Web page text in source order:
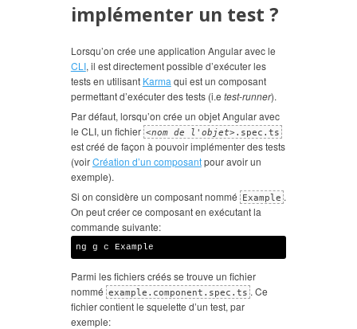
implémenter un test ?
Lorsqu’on crée une application Angular avec le
CLI, il est directement possible d’exécuter les
tests en utilisant Karma qui est un composant
permettant d’exécuter des tests (i.e test-runner).
Par défaut, lorsqu’on crée un objet Angular avec
le CLI, un fichier <nom de l'objet>.spec.ts
est créé de façon à pouvoir implémenter des tests
(voirCréation d’un composantpour avoir un
exemple).
Si on considère un composant nommé
Example .
On peut créer ce composant en exécutant la
commande suivante:
Parmi les fichiers créés se trouve un fichier
nommé example.component.spec.ts . Ce
fichier contient le squelette d’un test, par
exemple: